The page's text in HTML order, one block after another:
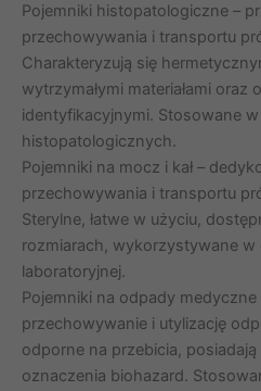
Pojemniki histopatologiczne –
przechowywania i transportu
Charakteryzują się
wytrzymałymi materiałami oraz
identyfikacyjnymi. Stosowane
histopatologicznych.
Pojemniki na mocz i kał –
przechowywania i transportu
Sterylne, łatwe w użyciu,
rozmiarach, wykorzystywane
laboratoryjnej.
Pojemniki na odpady
przechowywanie i utylizację
odporne na przebicia,
oznaczenia biohazard.